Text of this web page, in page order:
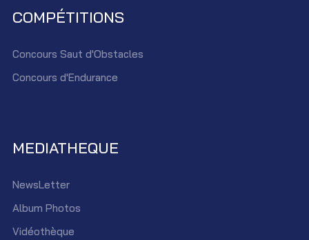
COMPÉTITIONS
Concours Saut d'Obstacles
Concours d'Endurance
MEDIATHEQUE
NewsLetter
Album Photos
Vidéothèque